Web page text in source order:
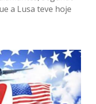
a Lusa teve hoje